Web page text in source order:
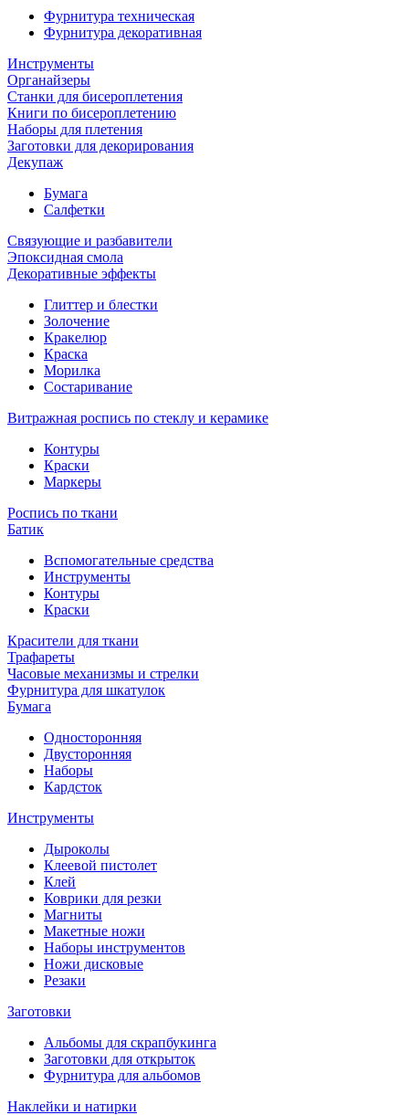
Фурнитура техническая
Фурнитура декоративная
Инструменты
Органайзеры
Станки для бисероплетения
Книги по бисероплетению
Наборы для плетения
Заготовки для декорирования
Декупаж
Бумага
Салфетки
Связующие и разбавители
Эпоксидная смола
Декоративные эффекты
Глиттер и блестки
Золочение
Кракелюр
Краска
Морилка
Состаривание
Витражная роспись по стеклу и керамике
Контуры
Краски
Маркеры
Роспись по ткани
Батик
Вспомогательные средства
Инструменты
Контуры
Краски
Красители для ткани
Трафареты
Часовые механизмы и стрелки
Фурнитура для шкатулок
Бумага
Односторонняя
Двусторонняя
Наборы
Кардсток
Инструменты
Дыроколы
Клеевой пистолет
Клей
Коврики для резки
Магниты
Макетные ножи
Наборы инструментов
Ножи дисковые
Резаки
Заготовки
Альбомы для скрапбукинга
Заготовки для открыток
Фурнитура для альбомов
Наклейки и натирки